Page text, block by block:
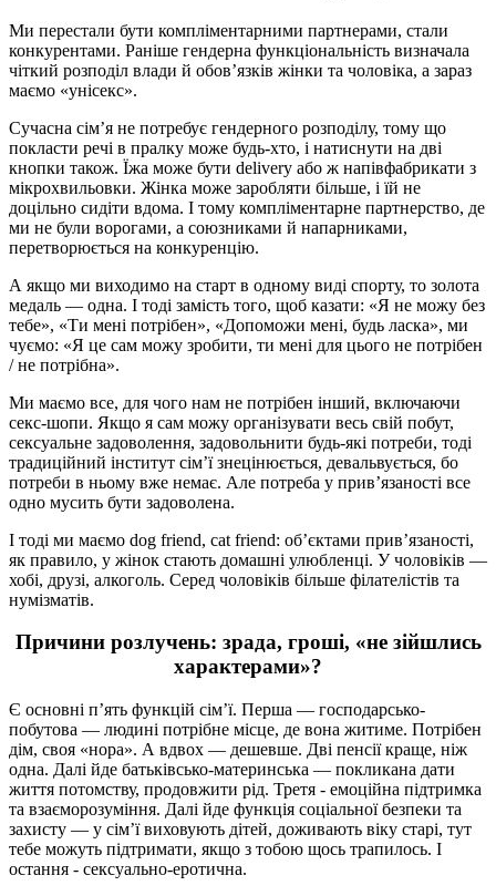
Ми перестали бути компліментарними партнерами, стали
конкурентами. Раніше гендерна функціональність визначала
чіткий розподіл влади й обов’язків жінки та чоловіка, а зараз
маємо «унісекс».
Сучасна сім’я не потребує гендерного розподілу, тому що
покласти речі в пралку може будь-хто, і натиснути на дві
кнопки також. Їжа може бути delivery або ж напівфабрикати з
мікрохвильовки. Жінка може заробляти більше, і їй не
доцільно сидіти вдома. І тому компліментарне партнерство, де
ми не були ворогами, а союзниками й напарниками,
перетворюється на конкуренцію.
А якщо ми виходимо на старт в одному виді спорту, то золота
медаль — одна. І тоді замість того, щоб казати: «Я не можу без
тебе», «Ти мені потрібен», «Допоможи мені, будь ласка», ми
чуємо: «Я це сам можу зробити, ти мені для цього не потрібен
/ не потрібна».
Ми маємо все, для чого нам не потрібен інший, включаючи
секс-шопи. Якщо я сам можу організувати весь свій побут,
сексуальне задоволення, задовольнити будь-які потреби, тоді
традиційний інститут сім’ї знецінюється, девальвується, бо
потреби в ньому вже немає. Але потреба у прив’язаності все
одно мусить бути задоволена.
І тоді ми маємо dog friend, cat friend: об’єктами прив’язаності,
як правило, у жінок стають домашні улюбленці. У чоловіків —
хобі, друзі, алкоголь. Серед чоловіків більше філателістів та
нумізматів.
Причини розлучень: зрада, гроші, «не зійшлись
характерами»?
Є основні п’ять функцій сім’ї. Перша — господарсько-
побутова — людині потрібне місце, де вона житиме. Потрібен
дім, своя «нора». А вдвох — дешевше. Дві пенсії краще, ніж
одна. Далі йде батьківсько-материнська — покликана дати
життя потомству, продовжити рід. Третя - емоційна підтримка
та взаєморозуміння. Далі йде функція соціальної безпеки та
захисту — у сім’ї виховують дітей, доживають віку старі, тут
тебе можуть підтримати, якщо з тобою щось трапилось. І
остання - сексуально-еротична.